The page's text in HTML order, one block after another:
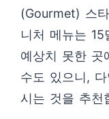
(Gourmet) 스
니처 메뉴는 15
예상치 못한 곳
수도 있으니,
시는 것을 추천